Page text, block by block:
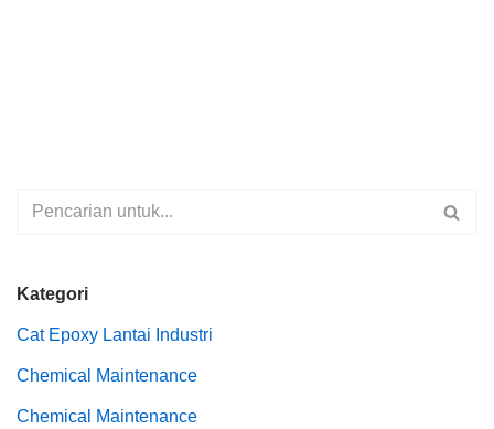
Kategori
Cat Epoxy Lantai Industri
Chemical Maintenance
Chemical Maintenance